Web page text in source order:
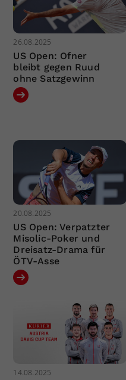
26.08.2025
US Open: Ofner
bleibt gegen Ruud
ohne Satzgewinn
20.08.2025
US Open: Verpatzter
Misolic-Poker und
Dreisatz-Drama für
ÖTV-Asse
14.08.2025